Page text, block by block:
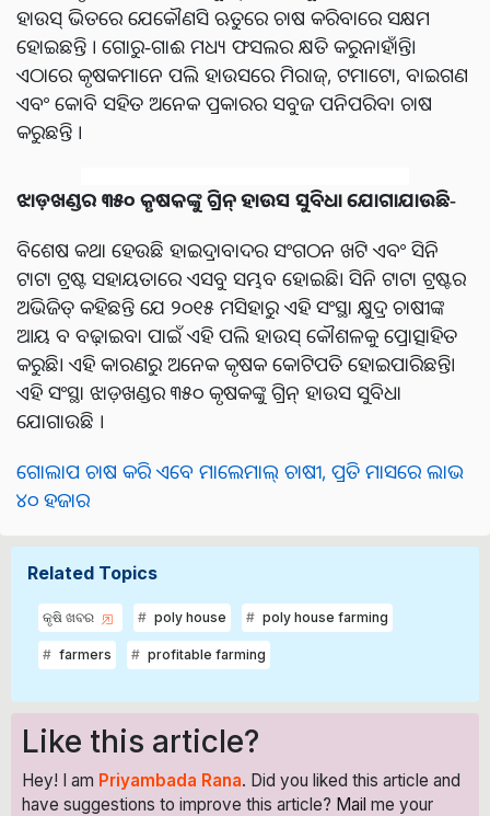
ହାଉସ୍ ଭିତରେ ଯେକୌଣସି ଋତୁରେ ଚାଷ କରିବାରେ ସକ୍ଷମ
ହୋଇଛନ୍ତି । ଗୋରୁ-ଗାଈ ମଧ୍ୟ ଫସଲର କ୍ଷତି କରୁନାହାଁନ୍ତି।
ଏଠାରେ କୃଷକମାନେ ପଲି ହାଉସରେ ମିରାଜ୍, ଟମାଟୋ, ବାଇଗଣ
ଏବଂ କୋବି ସହିତ ଅନେକ ପ୍ରକାରର ସବୁଜ ପନିପରିବା ଚାଷ
କରୁଛନ୍ତି ।
ଝାଡ଼ଖଣ୍ଡର ୩୫୦ କୃଷକଙ୍କୁ ଗ୍ରିନ୍ ହାଉସ ସୁବିଧା ଯୋଗାଯାଉଛି-
ବିଶେଷ କଥା ହେଉଛି ହାଇଦ୍ରାବାଦର ସଂଗଠନ ଖଟି ଏବଂ ସିନି
ଟାଟା ଟ୍ରଷ୍ଟ ସହାୟତାରେ ଏସବୁ ସମ୍ଭବ ହୋଇଛି। ସିନି ଟାଟା ଟ୍ରଷ୍ଟର
ଅଭିଜିତ୍ କହିଛନ୍ତି ଯେ ୨୦୧୫ ମସିହାରୁ ଏହି ସଂସ୍ଥା କ୍ଷୁଦ୍ର ଚାଷୀଙ୍କ
ଆୟ ବ ବଢ଼ାଇବା ପାଇଁ ଏହି ପଲି ହାଉସ୍ କୌଶଳକୁ ପ୍ରୋତ୍ସାହିତ
କରୁଛି। ଏହି କାରଣରୁ ଅନେକ କୃଷକ କୋଟିପତି ହୋଇପାରିଛନ୍ତି।
ଏହି ସଂସ୍ଥା ଝାଡ଼ଖଣ୍ଡର ୩୫୦ କୃଷକଙ୍କୁ ଗ୍ରିନ୍ ହାଉସ ସୁବିଧା
ଯୋଗାଉଛି ।
ଗୋଲାପ ଚାଷ କରି ଏବେ ମାଲେମାଲ୍ ଚାଷୀ, ପ୍ରତି ମାସରେ ଲାଭ
୪୦ ହଜାର
Related Topics
କୃଷି ଖବର poly house poly house farming
farmers profitable farming
Like this article?
Hey! I am Priyambada Rana. Did you liked this article and
have suggestions to improve this article? Mail me your